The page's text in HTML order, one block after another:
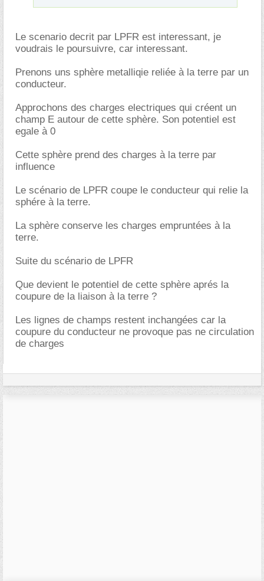
Le scenario decrit par LPFR est interessant, je
voudrais le poursuivre, car interessant.
Prenons uns sphère metalliqie reliée à la terre par un
conducteur.
Approchons des charges electriques qui créent un
champ E autour de cette sphère. Son potentiel est
egale à 0
Cette sphère prend des charges à la terre par
influence
Le scénario de LPFR coupe le conducteur qui relie la
sphére à la terre.
La sphère conserve les charges empruntées à la
terre.
Suite du scénario de LPFR
Que devient le potentiel de cette sphère aprés la
coupure de la liaison à la terre ?
Les lignes de champs restent inchangées car la
coupure du conducteur ne provoque pas ne circulation
de charges